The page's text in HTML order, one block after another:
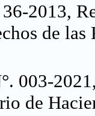
36-2013,
de las
003-
de